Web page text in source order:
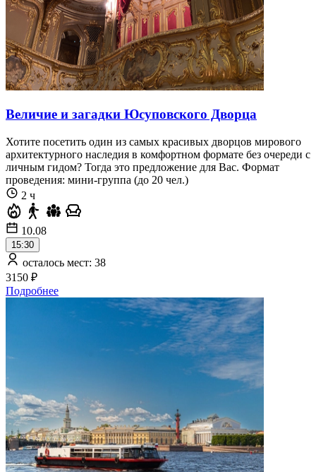
Величие и загадки Юсуповского Дворца
Хотите посетить один из самых красивых дворцов мирового
архитектурного наследия в комфортном формате без очереди с
личным гидом? Тогда это предложение для Вас. Формат
проведения: мини-группа (до 20 чел.)
2 ч
10.08
15:30
осталось мест: 38
3150 ₽
Подробнее